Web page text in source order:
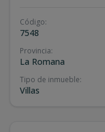
Código:
7548
Provincia:
La Romana
Tipo de inmueble:
Villas